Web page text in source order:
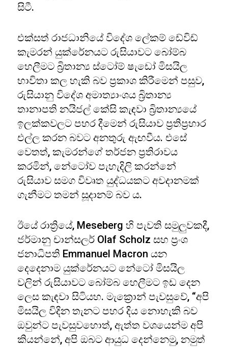
සිටී.
එක්සත් රාජධානියේ විදේශ ලේකම් ඩේවිඩ්
කැමරන් යුක්රේනයට රුසියාවට බෝම්බ
හෙලීමට බ්‍රිතාන්‍ය ස්ටෝම් ෂැඩෝ මිසයිල
භාවිතා කල හැකි බව ප්‍රකාශ කිරීමෙන් පසුව,
රුසියානු විදේශ අමාත්‍යාංශය බ්‍රිතාන්‍ය
තානාපති නයිජල් කේසි කැඳවා බ්‍රිතාන්‍යයේ
ඉලක්කවලට පහර දීමෙන් රුසියාව ප්‍රතිප්‍රහාර
එල්ල කරන බවට අනතුරු ඇඟවීය. එසේ
වෙතත්, කැමරන්ගේ තර්ජන ප්‍රතිරාවය
කරමින්, නේටෝව පැහැදිලි කරන්නේ
රුසියාව සමග විවෘත යුද්ධයකට අවදානමක්
ගැනීමට තමන් සූදානම් බව ය.
ඊයේ රාත්‍රියේ, Meseberg හි පැවති සමුලුවකදී,
ජර්මානු චාන්සලර් Olaf Scholz සහ ප්‍රංශ
ජනාධිපති Emmanuel Macron යන
දෙදෙනාම යුක්රේනයට නේටෝ මිසයිල
වලින් රුසියාවට බෝම්බ හෙලීමට ඉඩ දෙන
ලෙස කැඳවා සිටියහ. මැක්‍රොන් පැවසුවේ, “අපි
මිසයිල විදින තැනට පහර දිය නොහැකි බව
ඔවුන්ට පැවසුවහොත්, ඇත්ත වශයෙන්ම අපි
කියන්නේ, අපි ඔබට ආයුධ දෙන්නෙමු, නමුත්